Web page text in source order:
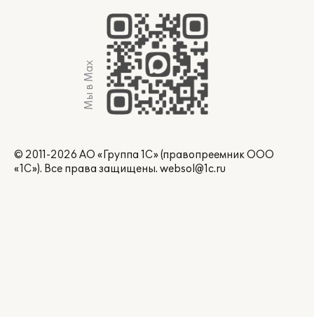
Мы в Max
© 2011-2026 АО «Группа 1С» (правопреемник ООО
«1С»). Все права защищены. websol@1c.ru